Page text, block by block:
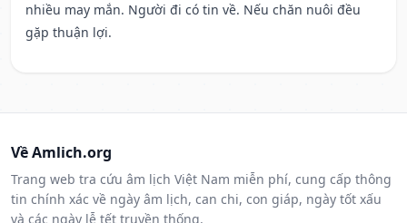
nhiều may mắn. Người đi có tin về. Nếu chăn nuôi đều
gặp thuận lợi.
Về Amlich.org
Trang web tra cứu âm lịch Việt Nam miễn phí, cung cấp thông
tin chính xác về ngày âm lịch, can chi, con giáp, ngày tốt xấu
và các ngày lễ tết truyền thống.